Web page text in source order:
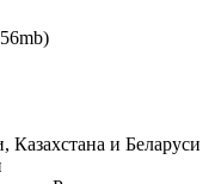
Казахстана и Беларуси